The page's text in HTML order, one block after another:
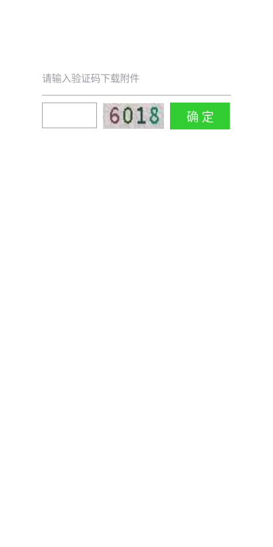
请输入验证码下载附件